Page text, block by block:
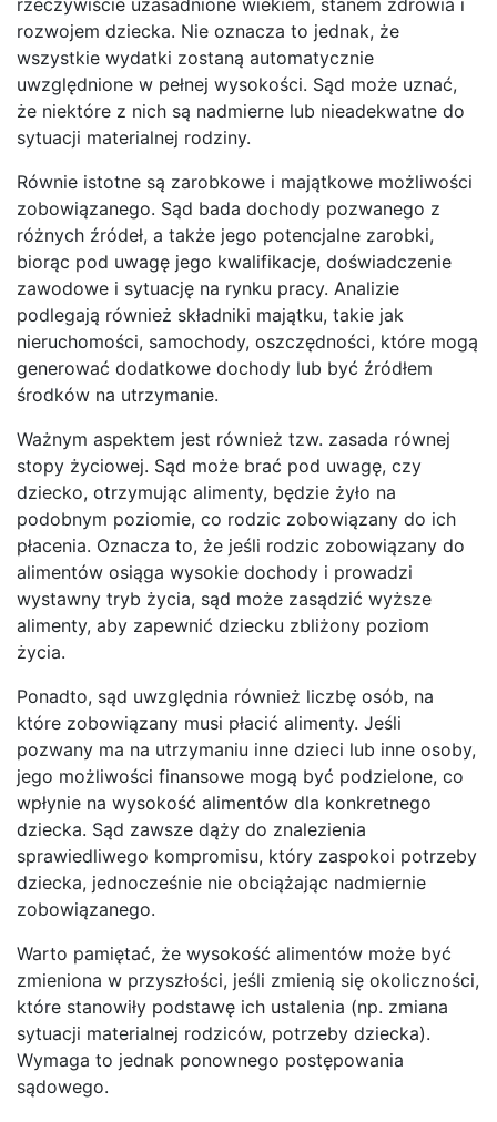
rozwojem dziecka. Nie oznacza to jednak, że
wszystkie wydatki zostaną automatycznie
uwzględnione w pełnej wysokości. Sąd może uznać,
że niektóre z nich są nadmierne lub nieadekwatne do
sytuacji materialnej rodziny.
Równie istotne są zarobkowe i majątkowe możliwości
zobowiązanego. Sąd bada dochody pozwanego z
różnych źródeł, a także jego potencjalne zarobki,
biorąc pod uwagę jego kwalifikacje, doświadczenie
zawodowe i sytuację na rynku pracy. Analizie
podlegają również składniki majątku, takie jak
nieruchomości, samochody, oszczędności, które mogą
generować dodatkowe dochody lub być źródłem
środków na utrzymanie.
Ważnym aspektem jest również tzw. zasada równej
stopy życiowej. Sąd może brać pod uwagę, czy
dziecko, otrzymując alimenty, będzie żyło na
podobnym poziomie, co rodzic zobowiązany do ich
płacenia. Oznacza to, że jeśli rodzic zobowiązany do
alimentów osiąga wysokie dochody i prowadzi
wystawny tryb życia, sąd może zasądzić wyższe
alimenty, aby zapewnić dziecku zbliżony poziom
życia.
Ponadto, sąd uwzględnia również liczbę osób, na
które zobowiązany musi płacić alimenty. Jeśli
pozwany ma na utrzymaniu inne dzieci lub inne osoby,
jego możliwości finansowe mogą być podzielone, co
wpłynie na wysokość alimentów dla konkretnego
dziecka. Sąd zawsze dąży do znalezienia
sprawiedliwego kompromisu, który zaspokoi potrzeby
dziecka, jednocześnie nie obciążając nadmiernie
zobowiązanego.
Warto pamiętać, że wysokość alimentów może być
zmieniona w przyszłości, jeśli zmienią się okoliczności,
które stanowiły podstawę ich ustalenia (np. zmiana
sytuacji materialnej rodziców, potrzeby dziecka).
Wymaga to jednak ponownego postępowania
sądowego.